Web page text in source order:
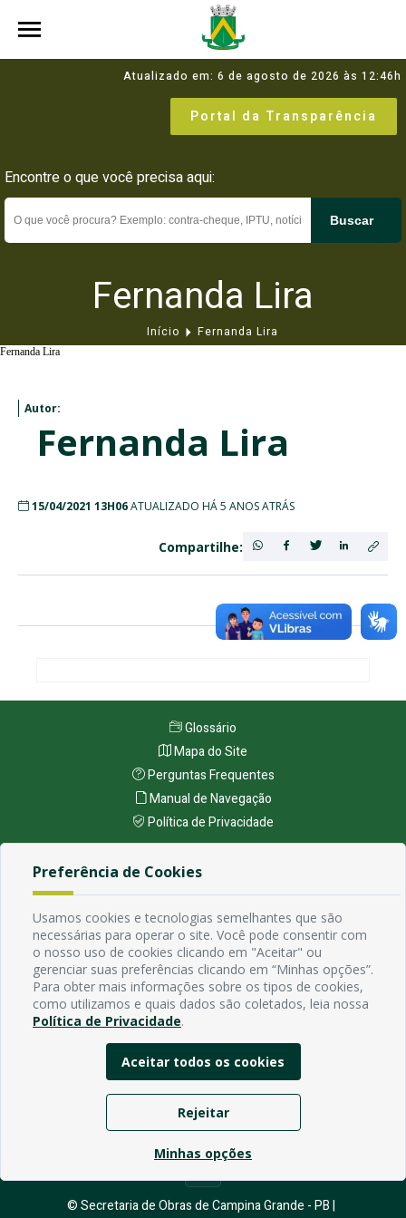
Atualizado em: 6 de agosto de 2026 às 12:46h
Portal da Transparência
Encontre o que você precisa aqui:
Buscar
Fernanda Lira
Início Fernanda Lira
Fernanda Lira
Autor:
Fernanda Lira
15/04/2021 13H06ATUALIZADO HÁ 5 ANOS ATRÁS
Compartilhe:
Endereço
Contato
Email:
Horário de funcionamento
Segunda à Sexta de 7h ás 13h, exceto em feriados Nacionais,
estaduais e municipais.
Glossário
Mapa do Site
Perguntas Frequentes
Manual de Navegação
Política de Privacidade
© Secretaria de Obras de Campina Grande - PB |
Preferência de Cookies
Usamos cookies e tecnologias semelhantes que são
necessárias para operar o site. Você pode consentir com
o nosso uso de cookies clicando em "Aceitar" ou
gerenciar suas preferências clicando em “Minhas opções”.
Para obter mais informações sobre os tipos de cookies,
como utilizamos e quais dados são coletados, leia nossa
Política de Privacidade.
Aceitar todos os cookies
Rejeitar
Minhas opções